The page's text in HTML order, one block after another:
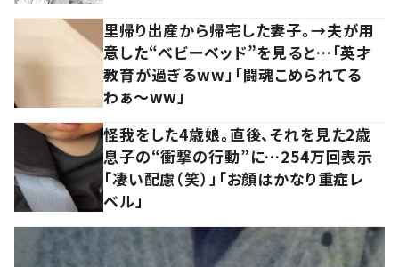
里帰り出産から帰宅した妻子。→夫が用
意した“ベビーベッド”を見ると…「英才
教育が過ぎるww」「闘魂こめられてる
わぁ～ww」
怪我をした4歳娘。直後、それを見た2歳
息子の“衝撃の行動”に…254万回表示
「凄い配慮（笑）」「お顔はかなり重症レ
ベル」